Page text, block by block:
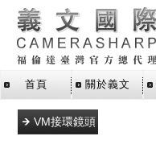
首頁 關於義文
VM接環鏡頭